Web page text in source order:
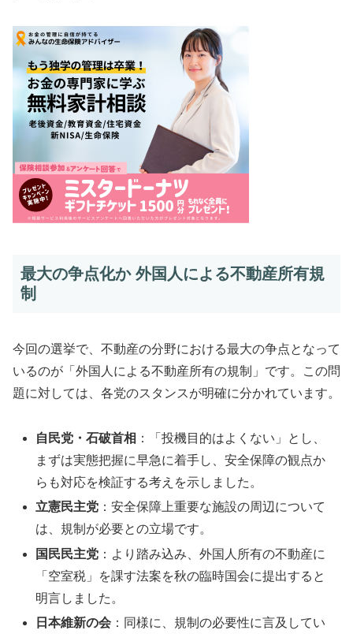
最大の争点化か 外国人による不動産所有規
制
今回の選挙で、不動産の分野における最大の争点となって
いるのが「外国人による不動産所有の規制」です。この問
題に対しては、各党のスタンスが明確に分かれています。
自民党・石破首相 ：「投機目的はよくない」とし、
まずは実態把握に早急に着手し、安全保障の観点か
らも対応を検証する考えを示しました。
立憲民主党 ：安全保障上重要な施設の周辺について
は、規制が必要との立場です。
国民民主党 ：より踏み込み、外国人所有の不動産に
「空室税」を課す法案を秋の臨時国会に提出すると
明言しました。
日本維新の会 ：同様に、規制の必要性に言及してい